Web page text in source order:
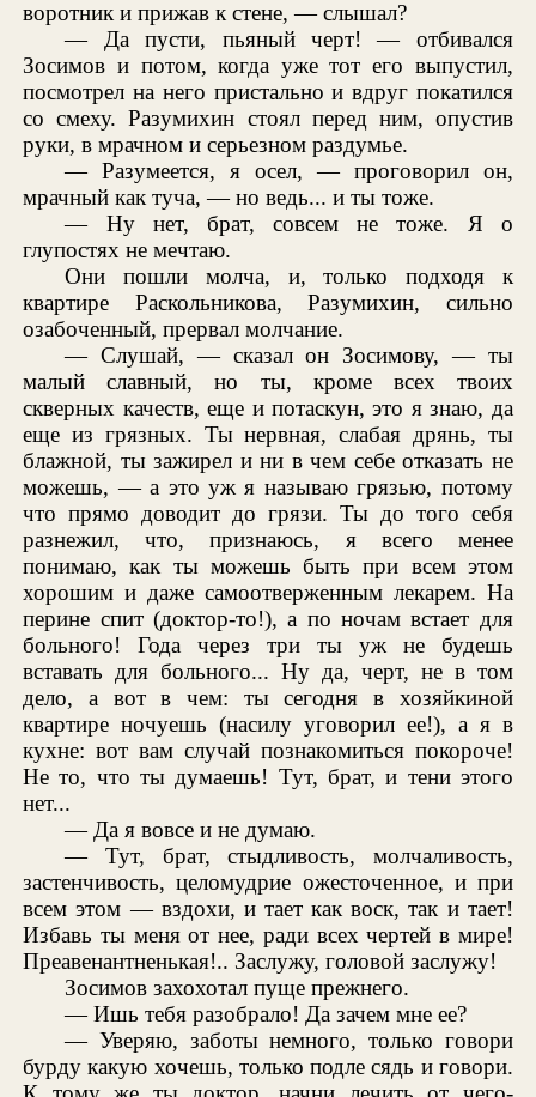
воротник и прижав к стене, — слышал?
— Да пусти, пьяный черт! — отбивался
Зосимов и потом, когда уже тот его выпустил,
посмотрел на него пристально и вдруг покатился
со смеху. Разумихин стоял перед ним, опустив
руки, в мрачном и серьезном раздумье.
— Разумеется, я осел, — проговорил он,
мрачный как туча, — но ведь... и ты тоже.
— Ну нет, брат, совсем не тоже. Я о
глупостях не мечтаю.
Они пошли молча, и, только подходя к
квартире Раскольникова, Разумихин, сильно
озабоченный, прервал молчание.
— Слушай, — сказал он Зосимову, — ты
малый славный, но ты, кроме всех твоих
скверных качеств, еще и потаскун, это я знаю, да
еще из грязных. Ты нервная, слабая дрянь, ты
блажной, ты зажирел и ни в чем себе отказать не
можешь, — а это уж я называю грязью, потому
что прямо доводит до грязи. Ты до того себя
разнежил, что, признаюсь, я всего менее
понимаю, как ты можешь быть при всем этом
хорошим и даже самоотверженным лекарем. На
перине спит (доктор-то!), а по ночам встает для
больного! Года через три ты уж не будешь
вставать для больного... Ну да, черт, не в том
дело, а вот в чем: ты сегодня в хозяйкиной
квартире ночуешь (насилу уговорил ее!), а я в
кухне: вот вам случай познакомиться покороче!
Не то, что ты думаешь! Тут, брат, и тени этого
нет...
— Да я вовсе и не думаю.
— Тут, брат, стыдливость, молчаливость,
застенчивость, целомудрие ожесточенное, и при
всем этом — вздохи, и тает как воск, так и тает!
Избавь ты меня от нее, ради всех чертей в мире!
Преавенантненькая!.. Заслужу, головой заслужу!
Зосимов захохотал пуще прежнего.
— Ишь тебя разобрало! Да зачем мне ее?
— Уверяю, заботы немного, только говори
бурду какую хочешь, только подле сядь и говори.